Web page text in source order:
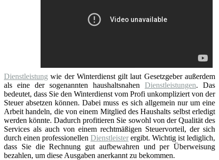
Dienstleistung wie der Winterdienst gilt laut Gesetzgeber außerdem
als eine der sogenannten haushaltsnahen Dienstleistungen. Das
bedeutet, dass Sie den Winterdienst vom Profi unkompliziert von der
Steuer absetzen können. Dabei muss es sich allgemein nur um eine
Arbeit handeln, die von einem Mitglied des Haushalts selbst erledigt
werden könnte. Dadurch profitieren Sie sowohl von der Qualität des
Services als auch von einem rechtmäßigen Steuervorteil, der sich
durch einen professionellen Dienstleister ergibt. Wichtig ist lediglich,
dass Sie die Rechnung gut aufbewahren und per Überweisung
bezahlen, um diese Ausgaben anerkannt zu bekommen.